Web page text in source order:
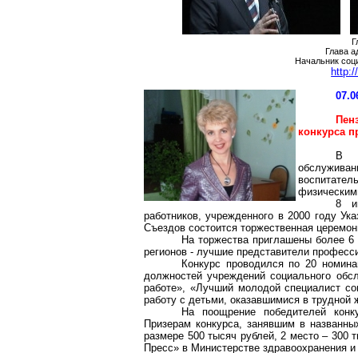
Глава
Начальник
конкурса
В
8
работников, учрежденного в 2000 году
Съездов состоится торжественная
На торжества приглашены более
регионов - лучшие представители
Конкурс проводился по 20
должностей учреждений социального
работе», «Лучший молодой специалист
работу с детьми, оказавшимися в трудной
На поощрение победителей
Призерам конкурса, занявшим в
размере 500 тысяч рублей, 2 место – 300
Пресс» в Министерстве здравоохранения